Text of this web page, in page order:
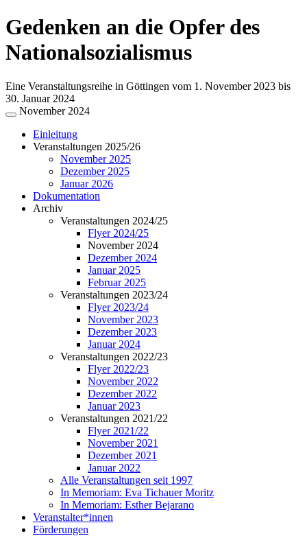
Gedenken an die Opfer des
Nationalsozialismus
Eine Veranstaltungsreihe in Göttingen vom 1. November 2023 bis
30. Januar 2024
November 2024
Einleitung
Veranstaltungen 2025/26
November 2025
Dezember 2025
Januar 2026
Dokumentation
Archiv
Veranstaltungen 2024/25
Flyer 2024/25
November 2024
Dezember 2024
Januar 2025
Februar 2025
Veranstaltungen 2023/24
Flyer 2023/24
November 2023
Dezember 2023
Januar 2024
Veranstaltungen 2022/23
Flyer 2022/23
November 2022
Dezember 2022
Januar 2023
Veranstaltungen 2021/22
Flyer 2021/22
November 2021
Dezember 2021
Januar 2022
Alle Veranstaltungen seit 1997
In Memoriam: Eva Tichauer Moritz
In Memoriam: Esther Bejarano
Veranstalter*innen
Förderungen